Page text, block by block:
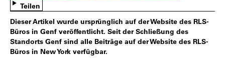
Teilen
Dieser Artikel wurde ursprünglich auf der Website des RLS-
Büros in Genf veröffentlicht. Seit der Schließung des
Standorts Genf sind alle Beiträge auf der Website des RLS-
Büros in New York verfügbar.